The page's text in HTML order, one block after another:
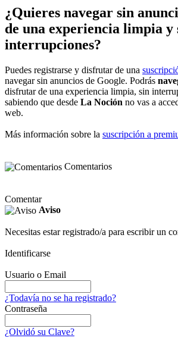
¿Quieres navegar sin
de una experiencia limpia y
interrupciones?
Puedes registrarse y disfrutar de una
navegar sin anuncios de Google. Podrás
disfrutar de una experiencia limpia, sin
sabiendo que desde La Noción no vas a
web.
Más información sobre la suscripción a
Comentarios
Comentar
Aviso
Necesitas estar registrado/a para escribir un
Identificarse
Usuario o Email
¿Todavía no se ha registrado?
Contraseña
¿Olvidó su Clave?